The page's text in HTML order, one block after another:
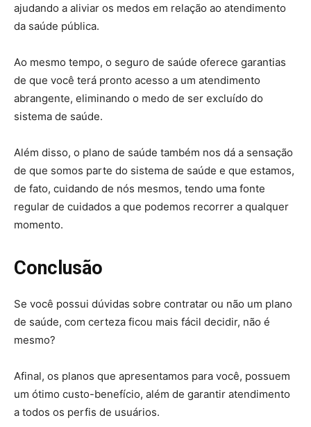
ajudando a aliviar os medos em relação ao atendimento
da saúde pública.
Ao mesmo tempo, o seguro de saúde oferece garantias
de que você terá pronto acesso a um atendimento
abrangente, eliminando o medo de ser excluído do
sistema de saúde.
Além disso, o plano de saúde também nos dá a sensação
de que somos parte do sistema de saúde e que estamos,
de fato, cuidando de nós mesmos, tendo uma fonte
regular de cuidados a que podemos recorrer a qualquer
momento.
Conclusão
Se você possui dúvidas sobre contratar ou não um plano
de saúde, com certeza ficou mais fácil decidir, não é
mesmo?
Afinal, os planos que apresentamos para você, possuem
um ótimo custo-benefício, além de garantir atendimento
a todos os perfis de usuários.